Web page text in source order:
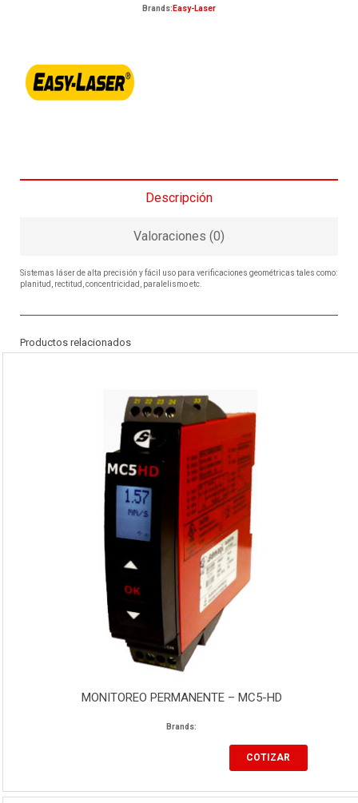
Brands: Easy-Laser
Descripción
Valoraciones (0)
Sistemas láser de alta precisión y fácil uso para verificaciones geométricas tales como:
planitud, rectitud, concentricidad, paralelismo etc.
Productos relacionados
MONITOREO PERMANENTE – MC5-HD
Brands:
COTIZAR